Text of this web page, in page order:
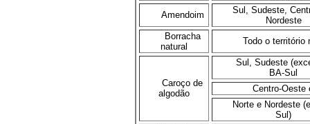
Amendoim
Sul, Sudeste,
Nordeste
Borracha
natural
Todo o território
Caroço de
algodão
Sul, Sudeste
BA-Sul
Centro-Oeste
Norte e Nordeste
Sul)